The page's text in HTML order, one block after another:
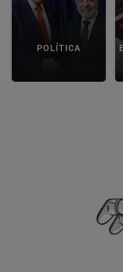
POLÍTICA